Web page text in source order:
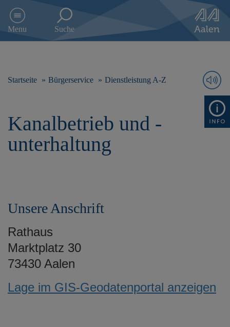
e
Menu Suche
Startseite Bürgerservice Dienstleistung A-Z
Kanalbetrieb und -
unterhaltung
Unsere Anschrift
Rathaus
Marktplatz 30
73430 Aalen
Lage im GIS-Geodatenportal anzeigen